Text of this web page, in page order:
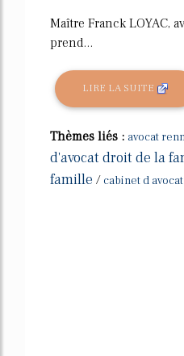
Maître Franck LOYAC,
prend...
LIRE LA SUITE
Thèmes liés : avocat
d'avocat droit de la
famille / cabinet d